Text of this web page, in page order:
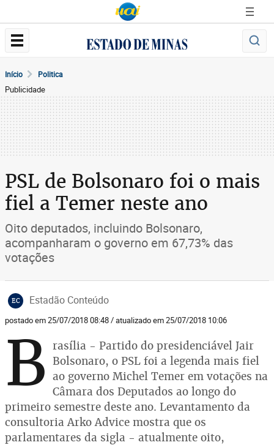
Início Politica
Publicidade
PSL de Bolsonaro foi o mais
fiel a Temer neste ano
Oito deputados, incluindo Bolsonaro,
acompanharam o governo em 67,73% das
votações
EC Estadão Conteúdo
postado em 25/07/2018 08:48 / atualizado em 25/07/2018 10:06
B rasília - Partido do presidenciável Jair
Bolsonaro, o PSL foi a legenda mais fiel
ao governo Michel Temer em votações na
Câmara dos Deputados ao longo do
primeiro semestre deste ano. Levantamento da
consultoria Arko Advice mostra que os
parlamentares da sigla - atualmente oito,